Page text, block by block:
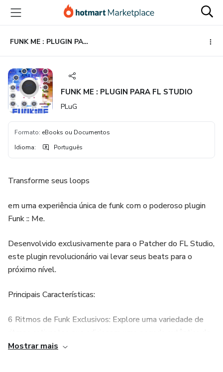
para
conteúdo
principal
para
pagamento
para
rodapé
FUNK ME : PLUGIN PARA FL STUDIO
FUNK ME : PLUGIN PARA FL STUDIO
PLuG
Formato: eBooks ou Documentos
Idioma: Português
Transforme seus loops
em uma experiência única de funk com o poderoso plugin
Funk :: Me.
Desenvolvido exclusivamente para o Patcher do FL Studio,
este plugin revolucionário vai levar seus beats para o
próximo nível.
Principais Características:
6 Ritmos de Funk Exclusivos: Explore uma variedade de
funk aos seus projetos.
Mostrar mais